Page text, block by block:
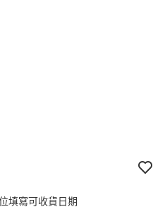
填寫可收貨日期